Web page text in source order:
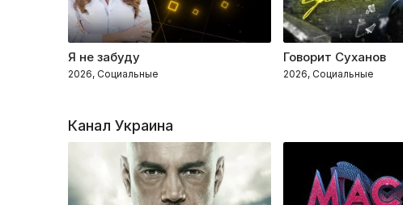
Я не забуду
2026, Социальные
Говорит Суханов
2026, Социальные
Канал Украина